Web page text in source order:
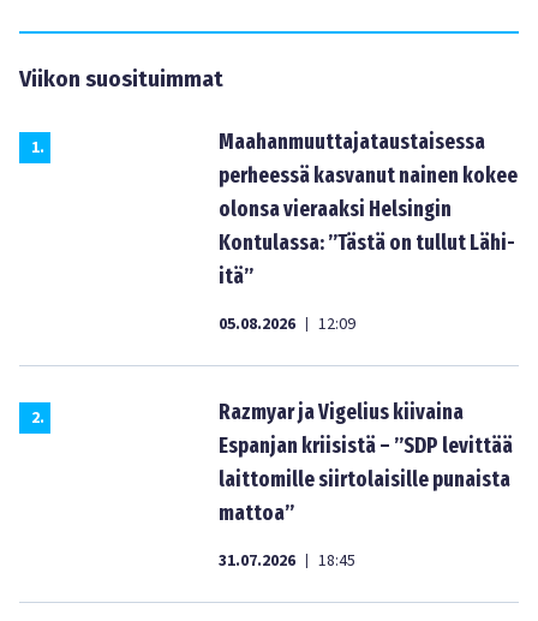
Viikon suosituimmat
1.
Maahanmuuttajataustaisessa
perheessä kasvanut nainen kokee
olonsa vieraaksi Helsingin
Kontulassa: ”Tästä on tullut Lähi-
itä”
05.08.2026 | 12:09
2.
Razmyar ja Vigelius kiivaina
Espanjan kriisistä – ”SDP levittää
laittomille siirtolaisille punaista
mattoa”
31.07.2026 | 18:45